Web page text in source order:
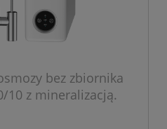
bez zbiornika
10 z mineralizacją.